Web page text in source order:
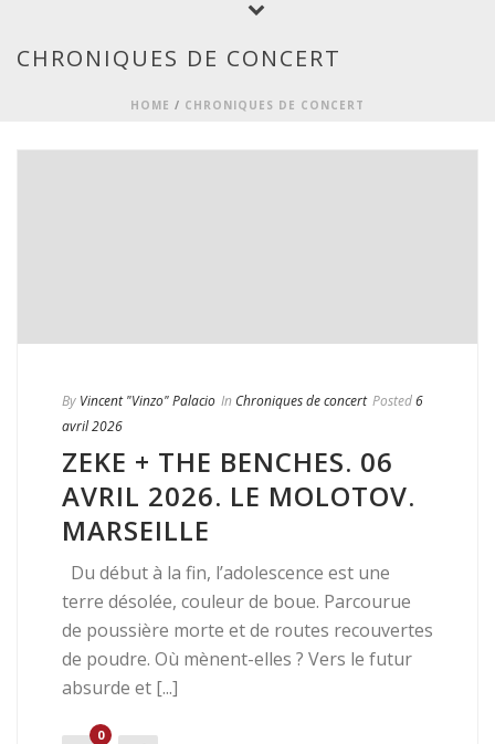
CHRONIQUES DE CONCERT
HOME / CHRONIQUES DE CONCERT
By Vincent "Vinzo" Palacio In Chroniques de concert Posted6
avril 2026
ZEKE + THE BENCHES. 06
AVRIL 2026. LE MOLOTOV.
MARSEILLE
Du début à la fin, l’adolescence est une
terre désolée, couleur de boue. Parcourue
de poussière morte et de routes recouvertes
de poudre. Où mènent-elles ? Vers le futur
absurde et [...]
0